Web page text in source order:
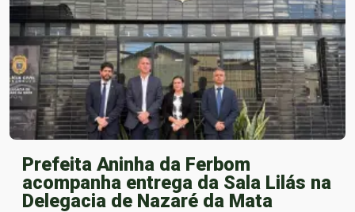
Prefeita Aninha da Ferbom
acompanha entrega da Sala Lilás na
Delegacia de Nazaré da Mata